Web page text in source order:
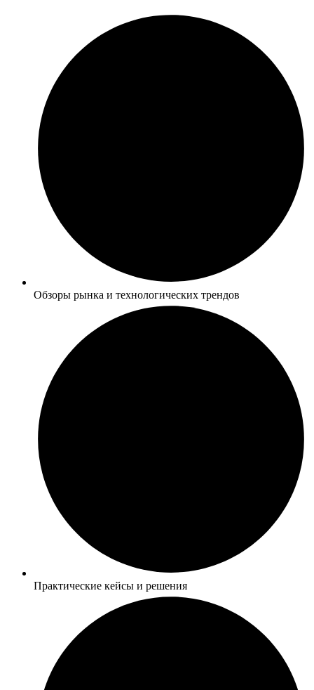
Обзоры рынка и технологических трендов
Практические кейсы и решения